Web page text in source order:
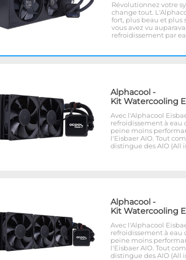
Révolutionnez votre
change tout.
fort, plus beau et plus
vous avez vu
refroidissement par
Alphacool -
Kit Watercooling
Avec l'Alphacool
refroidissement à eau
peine moins
l'Eisbaer AIO. Tout
distingue des AIO (All
Alphacool -
Kit Watercooling
Avec l'Alphacool
refroidissement à eau
peine moins
l'Eisbaer AIO. Tout
distingue des AIO (All